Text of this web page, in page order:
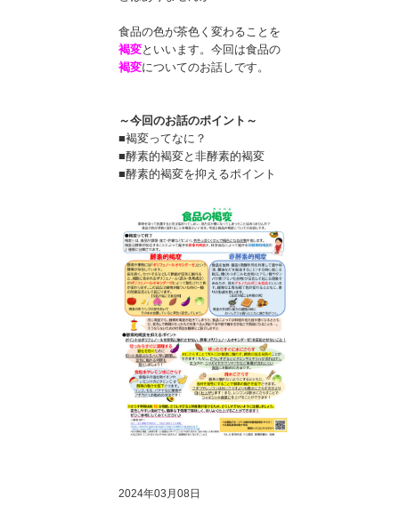
食品の色が茶色く変わることを
褐変といいます。今回は食品の
褐変についてのお話しです。
～今回のお話のポイント～
■褐変ってなに？
■酵素的褐変と非酵素的褐変
■酵素的褐変を抑えるポイント
2024年03月08日